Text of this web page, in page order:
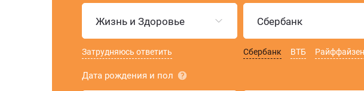
Жизнь и Здоровье
Затрудняюсь ответить
Сбербанк
Сбербанк ВТБ
Дата рождения и пол